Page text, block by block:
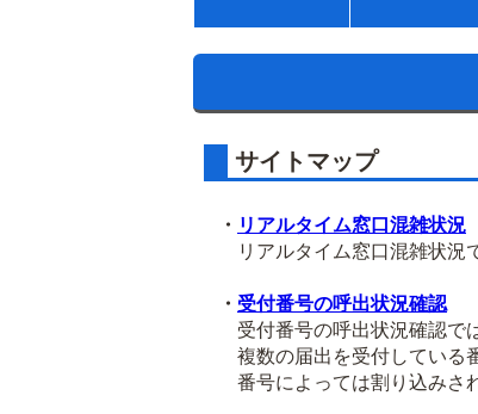
サイトマップ
・ リアルタイム窓口混雑状況
リアルタイム窓口混雑状況
・ 受付番号の呼出状況確認
受付番号の呼出状況確認で
複数の届出を受付している
番号によっては割り込みさ